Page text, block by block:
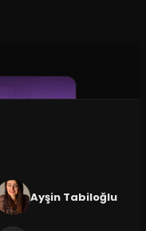
Ayşin Tabiloğlu